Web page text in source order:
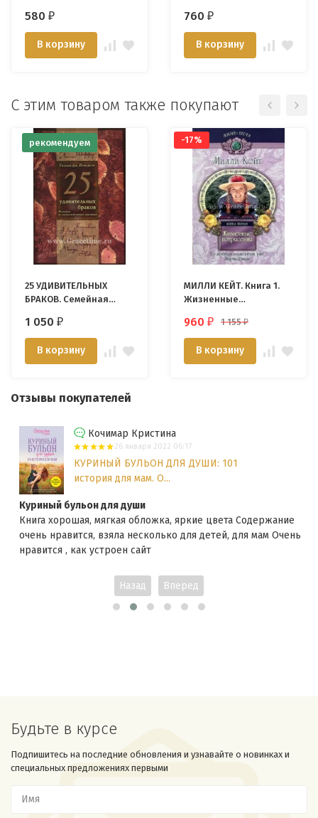
правильных решениях.
Эми Ньюмарк
580 ₽
В корзину
безграничной любви.
Хансен Марк Виктор,
Ньюмарк Эми, Кэнфилд
Джек
760 ₽
В корзину
С этим товаром также покупают
рекомендуем
25 УДИВИТЕЛЬНЫХ
БРАКОВ. Семейная
христиан. У. Дж.
Петерсен
1 050 ₽
В корзину
-17%
МИЛЛИ КЕЙТ. Книга 1.
Жизненные
Финли
960 ₽ 1 155₽
В корзину
Отзывы покупателей
Кочимар Кристина
26 января 2022 06:17
КУРИНЫЙ БУЛЬОН ДЛЯ ДУШИ: 101
история для мам. О...
Куриный бульон для души
Книга хорошая, мягкая обложка, яркие цвета Содержание
очень нравится, взяла несколько для детей, для мам Очень
нравится , как устроен сайт
Назад Вперед
Будьте в курсе
Подпишитесь на последние обновления и узнавайте о новинках и
специальных предложениях первыми